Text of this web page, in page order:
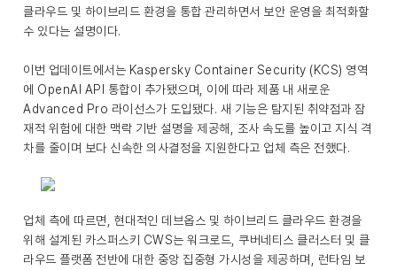
클라우드 및 하이브리드 환경을 통합 관리하면서 보안 운영을 최적화할
수 있다는 설명이다.
이번 업데이트에서는 Kaspersky Container Security (KCS) 영역
에 OpenAI API 통합이 추가됐으며, 이에 따라 제품 내 새로운
Advanced Pro 라이선스가 도입됐다. 새 기능은 탐지된 취약점과 잠
재적 위험에 대한 맥락 기반 설명을 제공해, 조사 속도를 높이고 지식 격
차를 줄이며 보다 신속한 의사결정을 지원한다고 업체 측은 전했다.
업체 측에 따르면, 현대적인 데브옵스 및 하이브리드 클라우드 환경을
위해 설계된 카스퍼스키 CWS는 워크로드, 쿠버네티스 클러스터 및 클
라우드 플랫폼 전반에 대한 중앙 집중형 가시성을 제공하며, 런타임 보